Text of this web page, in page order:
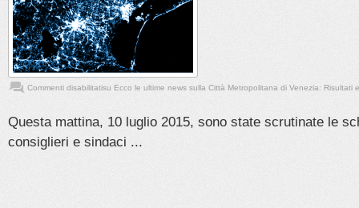
Commenti disabilitatisu Ecco le ultime news sulla Città Metropolitana di Venezia: Risultati
Questa mattina, 10 luglio 2015, sono state scrutinate le
consiglieri e sindaci ...